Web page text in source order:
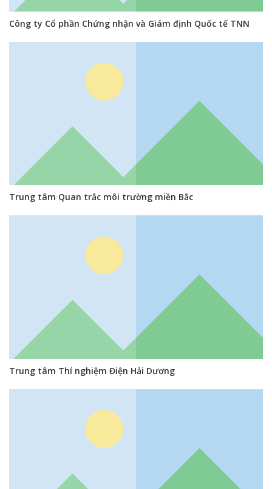
Công ty Cổ phần Chứng nhận và Giám định Quốc tế TNN
Trung tâm Quan trắc môi trường miền Bắc
Trung tâm Thí nghiệm Điện Hải Dương